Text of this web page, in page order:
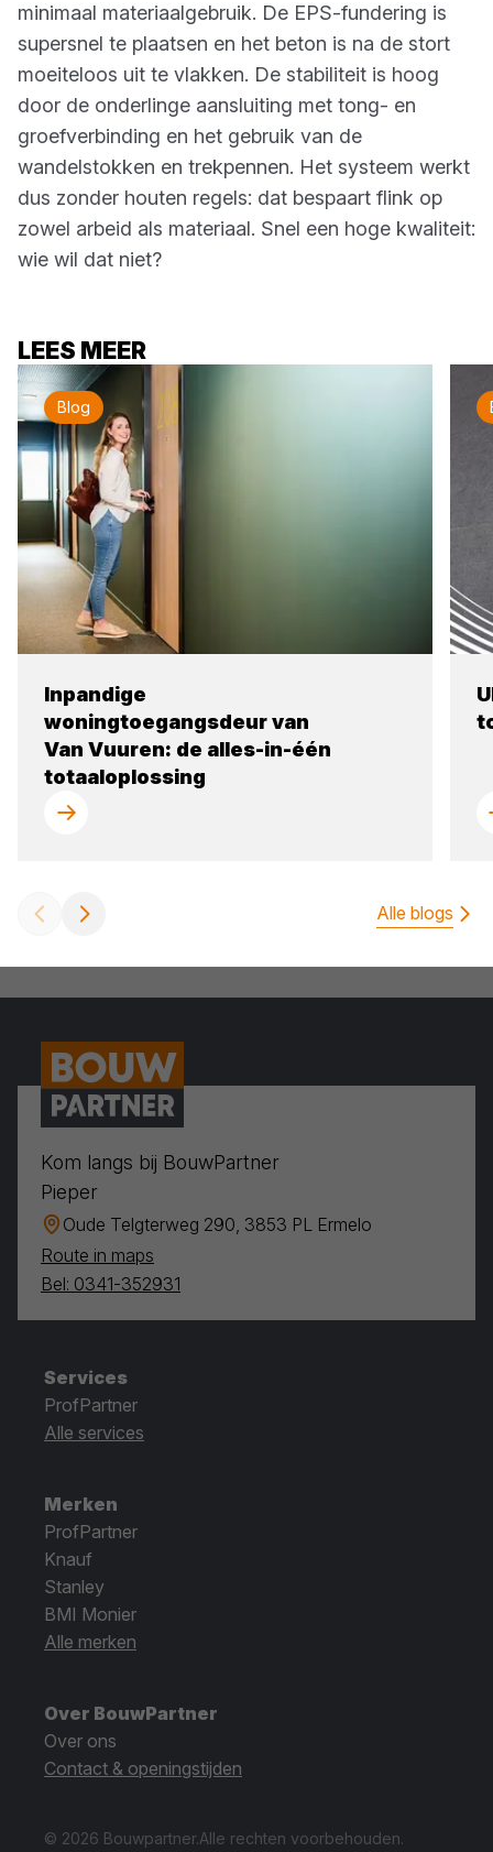
minimaal materiaalgebruik. De EPS-fundering is
supersnel te plaatsen en het beton is na de stort
moeiteloos uit te vlakken. De stabiliteit is hoog
door de onderlinge aansluiting met tong- en
groefverbinding en het gebruik van de
wandelstokken en trekpennen. Het systeem werkt
dus zonder houten regels: dat bespaart flink op
zowel arbeid als materiaal. Snel een hoge kwaliteit:
wie wil dat niet?
LEES MEER
Blog
Inpandige
woningtoegangsdeur van
Van Vuuren: de alles-in-één
totaaloplossing
Alle blogs
Kom langs bij BouwPartner
Pieper
Oude Telgterweg 290, 3853 PL Ermelo
Route in maps
Bel: 0341-352931
Services
ProfPartner
Alle services
Merken
ProfPartner
Knauf
Stanley
BMI Monier
Alle merken
Over BouwPartner
Over ons
Contact & openingstijden
© 2026 Bouwpartner.Alle rechten voorbehouden.